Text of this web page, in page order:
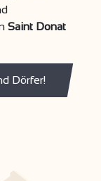
Saint Donat
Dörfer!